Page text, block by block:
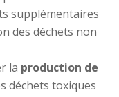
supplémentaires
des déchets non
la production de
déchets toxiques